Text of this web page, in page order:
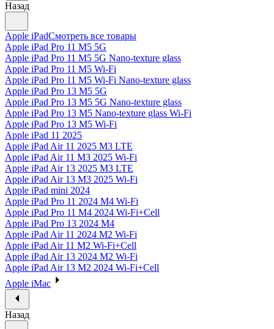
Назад
Apple iPadСмотреть все товары
Apple iPad Pro 11 M5 5G
Apple iPad Pro 11 M5 5G Nano-texture glass
Apple iPad Pro 11 M5 Wi-Fi
Apple iPad Pro 11 M5 Wi-Fi Nano-texture glass
Apple iPad Pro 13 M5 5G
Apple iPad Pro 13 M5 5G Nano-texture glass
Apple iPad Pro 13 M5 Nano-texture glass Wi-Fi
Apple iPad Pro 13 M5 Wi-Fi
Apple iPad 11 2025
Apple iPad Air 11 2025 M3 LTE
Apple iPad Air 11 M3 2025 Wi-Fi
Apple iPad Air 13 2025 M3 LTE
Apple iPad Air 13 M3 2025 Wi-Fi
Apple iPad mini 2024
Apple iPad Pro 11 2024 M4 Wi-Fi
Apple iPad Pro 11 M4 2024 Wi-Fi+Cell
Apple iPad Pro 13 2024 M4
Apple iPad Air 11 2024 M2 Wi-Fi
Apple iPad Air 11 M2 Wi-Fi+Cell
Apple iPad Air 13 2024 M2 Wi-Fi
Apple iPad Air 13 M2 2024 Wi-Fi+Cell
Apple iMac
Назад